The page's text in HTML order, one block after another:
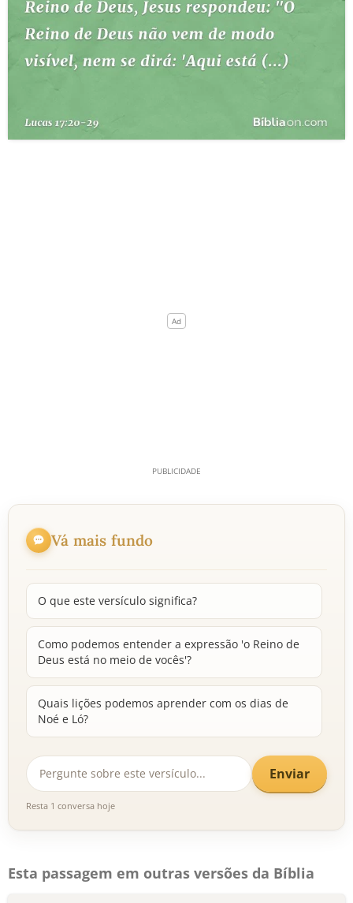
Vá mais fundo
O que este versículo significa?
Como podemos entender a expressão 'o Reino de
Deus está no meio de vocês'?
Quais lições podemos aprender com os dias de
Noé e Ló?
Enviar
Resta 1 conversa hoje
Esta passagem em outras versões da Bíblia